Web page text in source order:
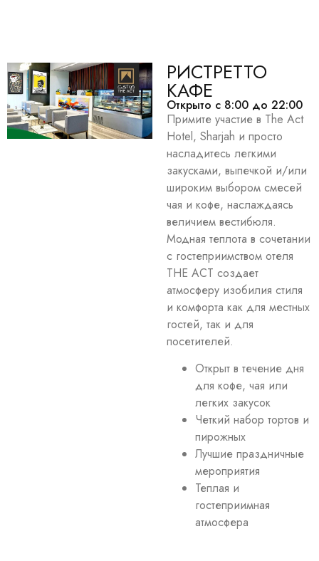
РИСТРЕТТО
КАФЕ
Открыто с 8:00 до 22:00
Примите участие в The Act
Hotel, Sharjah и просто
насладитесь легкими
закусками, выпечкой и/или
широким выбором смесей
чая и кофе, наслаждаясь
величием вестибюля.
Модная теплота в сочетании
с гостеприимством отеля
THE ACT создает
атмосферу изобилия стиля
и комфорта как для местных
гостей, так и для
посетителей.
Открыт в течение дня
для кофе, чая или
легких закусок
Четкий набор тортов и
пирожных
Лучшие праздничные
мероприятия
Теплая и
гостеприимная
атмосфера